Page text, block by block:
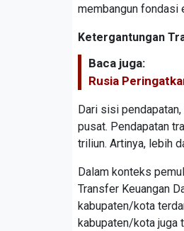
membangun fondasi
Ketergantungan
Baca juga:
Rusia
Dari sisi
pusat. Pendapatan
triliun. Artinya, lebih
Dalam konteks
Transfer Keuangan
kabupaten/kota
kabupaten/kota juga